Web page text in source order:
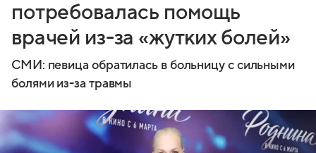
потребовалась помощь
врачей из-за «жутких болей»
СМИ: певица обратилась в больницу с сильными
болями из-за травмы